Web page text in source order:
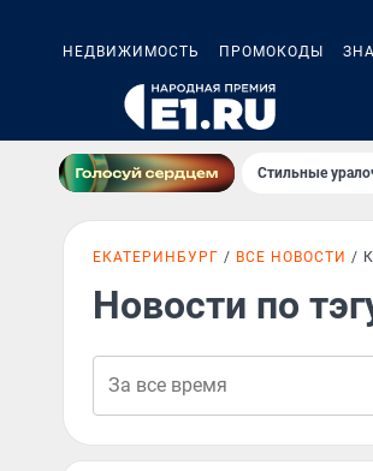
НЕДВИЖИМОСТЬ ПРОМОКОДЫ
Стильные
ЕКАТЕРИНБУРГ ВСЕ НОВОСТИ
Новости по